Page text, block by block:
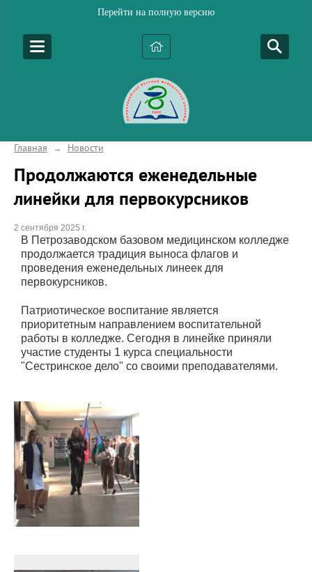
Перейти на полную версию
Главная → Новости
Продолжаются еженедельные
линейки для первокурсников
2 сентября 2025 г.
В Петрозаводском базовом медицинском колледже
продолжается традиция выноса флагов и
проведения еженедельных линеек для
первокурсников.
Патриотическое воспитание является
приоритетным направлением воспитательной
работы в колледже. Сегодня в линейке приняли
участие студенты 1 курса специальности
"Сестринское дело" со своими преподавателями.